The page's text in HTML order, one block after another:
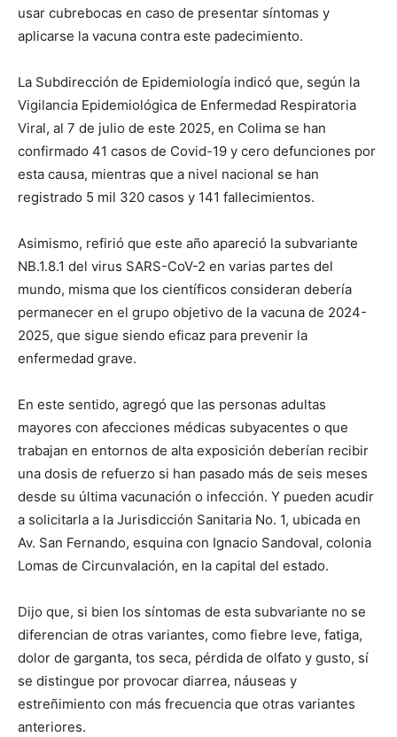
usar cubrebocas en caso de presentar síntomas y
aplicarse la vacuna contra este padecimiento.
La Subdirección de Epidemiología indicó que, según la
Vigilancia Epidemiológica de Enfermedad Respiratoria
Viral, al 7 de julio de este 2025, en Colima se han
confirmado 41 casos de Covid-19 y cero defunciones por
esta causa, mientras que a nivel nacional se han
registrado 5 mil 320 casos y 141 fallecimientos.
Asimismo, refirió que este año apareció la subvariante
NB.1.8.1 del virus SARS-CoV-2 en varias partes del
mundo, misma que los científicos consideran debería
permanecer en el grupo objetivo de la vacuna de 2024-
2025, que sigue siendo eficaz para prevenir la
enfermedad grave.
En este sentido, agregó que las personas adultas
mayores con afecciones médicas subyacentes o que
trabajan en entornos de alta exposición deberían recibir
una dosis de refuerzo si han pasado más de seis meses
desde su última vacunación o infección. Y pueden acudir
a solicitarla a la Jurisdicción Sanitaria No. 1, ubicada en
Av. San Fernando, esquina con Ignacio Sandoval, colonia
Lomas de Circunvalación, en la capital del estado.
Dijo que, si bien los síntomas de esta subvariante no se
diferencian de otras variantes, como fiebre leve, fatiga,
dolor de garganta, tos seca, pérdida de olfato y gusto, sí
se distingue por provocar diarrea, náuseas y
estreñimiento con más frecuencia que otras variantes
anteriores.